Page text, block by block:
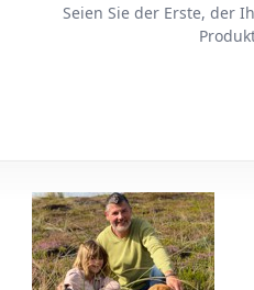
Seien Sie der Erste, der